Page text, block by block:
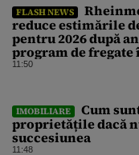
FLASH NEWS
reduce estimările
pentru 2026 după
program de fregate
11:50
IMOBILIARE
Cum
proprietățile dacă
succesiunea
11:48